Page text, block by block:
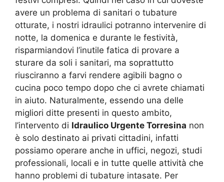
avere un problema di sanitari o tubature
otturate, i nostri idraulici potranno intervenire di
notte, la domenica e durante le festività,
risparmiandovi l’inutile fatica di provare a
sturare da soli i sanitari, ma soprattutto
riusciranno a farvi rendere agibili bagno o
cucina poco tempo dopo che ci avrete chiamati
in aiuto. Naturalmente, essendo una delle
migliori ditte presenti in questo ambito,
l’intervento di Idraulico Urgente Torresina non
è solo destinato ai privati cittadini, infatti
possiamo operare anche in uffici, negozi, studi
professionali, locali e in tutte quelle attività che
hanno problemi di tubature intasate. Per